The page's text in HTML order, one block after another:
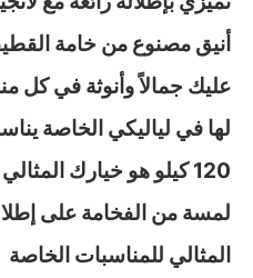
أنيق مصنوع من خامة
عليك جمالاً وأنوثة في كل
120 كيلو هو خيارك
لمسة من الفخامة على
المثالي للمناسبات الخاصة